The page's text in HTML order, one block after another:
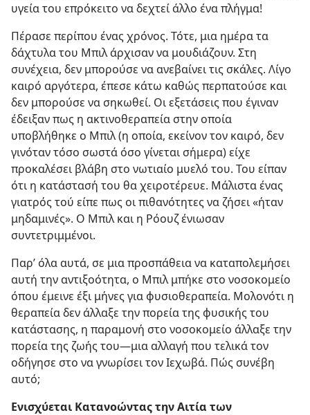
υγεία του επρόκειτο να δεχτεί άλλο ένα πλήγμα!
Πέρασε περίπου ένας χρόνος. Τότε, μια ημέρα τα
δάχτυλα του Μπιλ άρχισαν να μουδιάζουν. Στη
συνέχεια, δεν μπορούσε να ανεβαίνει τις σκάλες. Λίγο
καιρό αργότερα, έπεσε κάτω καθώς περπατούσε και
δεν μπορούσε να σηκωθεί. Οι εξετάσεις που έγιναν
έδειξαν πως η ακτινοθεραπεία στην οποία
υποβλήθηκε ο Μπιλ (η οποία, εκείνον τον καιρό, δεν
γινόταν τόσο σωστά όσο γίνεται σήμερα) είχε
προκαλέσει βλάβη στο νωτιαίο μυελό του. Του είπαν
ότι η κατάστασή του θα χειροτέρευε. Μάλιστα ένας
γιατρός τού είπε πως οι πιθανότητες να ζήσει «ήταν
μηδαμινές». Ο Μπιλ και η Ρόουζ ένιωσαν
συντετριμμένοι.
Παρ’ όλα αυτά, σε μια προσπάθεια να καταπολεμήσει
αυτή την αντιξοότητα, ο Μπιλ μπήκε στο νοσοκομείο
όπου έμεινε έξι μήνες για φυσιοθεραπεία. Μολονότι η
θεραπεία δεν άλλαξε την πορεία της φυσικής του
κατάστασης, η παραμονή στο νοσοκομείο άλλαξε την
πορεία της ζωής του​—μια αλλαγή που τελικά τον
οδήγησε στο να γνωρίσει τον Ιεχωβά. Πώς συνέβη
αυτό;
Ενισχύεται Κατανοώντας την Αιτία των